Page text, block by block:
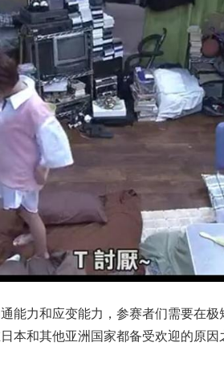
能力和应变能力，参赛者们需要在
本和其他亚洲国家都备受欢迎的原